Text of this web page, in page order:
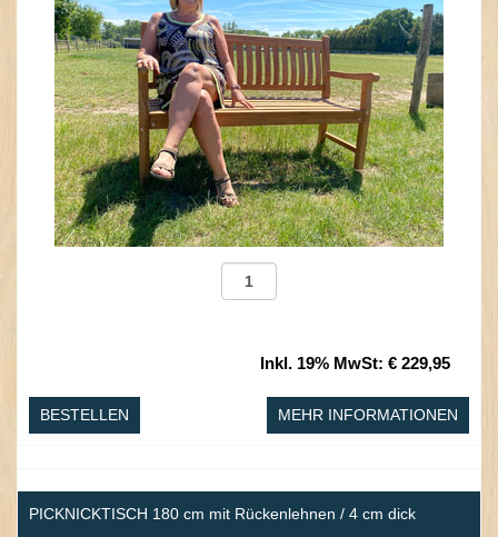
Inkl. 19% MwSt: € 229,95
MEHR INFORMATIONEN
BESTELLEN
PICKNICKTISCH 180 cm mit Rückenlehnen / 4 cm dick